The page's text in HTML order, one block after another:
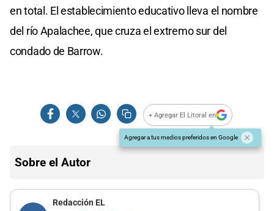
en total. El establecimiento educativo lleva el nombre
del río Apalachee, que cruza el extremo sur del
condado de Barrow.
+ Agregar El Litoral en
Agregar a tus medios preferidos en Google
Sobre el Autor
Redacción EL